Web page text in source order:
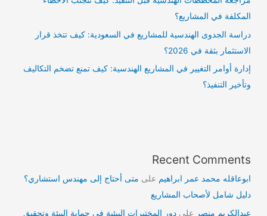
المكلفة في المشاريع؟
دراسة الجدوى الهندسية للمشاريع في السعودية: كيف تتخذ قرار
الاستثمار بثقة في 2026؟
إدارة أوامر التغيير في المشاريع الهندسية: كيف تمنع تضخم التكاليف
وتأخير التنفيذ؟
Recent Comments
ابوعاقله محمد عمر ابراهيم على متى أحتاج إلى مهندس استشاري؟
دليل شامل لأصحاب المشاريع
عبدالكريم منصر علىدور المختبرات البيئية في حماية البيئة وتحقيق